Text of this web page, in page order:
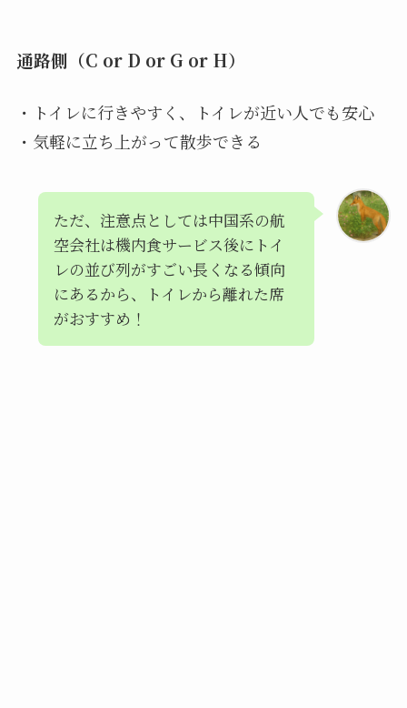
通路側（C or D or G or H）
・トイレに行きやすく、トイレが近い人でも安心
・気軽に立ち上がって散歩できる
ただ、注意点としては中国系の航
空会社は機内食サービス後にトイ
レの並び列がすごい長くなる傾向
にあるから、トイレから離れた席
がおすすめ！